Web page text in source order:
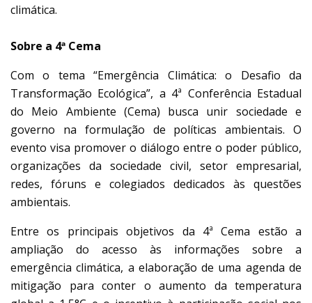
climática.
Sobre a 4ª Cema
Com o tema “Emergência Climática: o Desafio da
Transformação Ecológica”, a 4ª Conferência Estadual
do Meio Ambiente (Cema) busca unir sociedade e
governo na formulação de políticas ambientais. O
evento visa promover o diálogo entre o poder público,
organizações da sociedade civil, setor empresarial,
redes, fóruns e colegiados dedicados às questões
ambientais.
Entre os principais objetivos da 4ª Cema estão a
ampliação do acesso às informações sobre a
emergência climática, a elaboração de uma agenda de
mitigação para conter o aumento da temperatura